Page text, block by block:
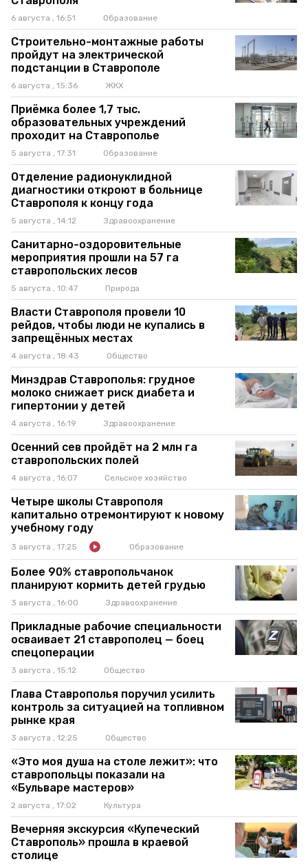
6 августа , 16:51 Образование
Строительно-монтажные работы
пройдут на электрической
подстанции в Ставрополе
6 августа , 15:36 ЖКХ
Приёмка более 1,7 тыс.
образовательных учреждений
проходит на Ставрополье
5 августа , 17:31 Образование
Отделение радионуклидной
диагностики откроют в больнице
Ставрополя к концу года
5 августа , 14:12 Здравоохранение
Санитарно-оздоровительные
мероприятия прошли на 57 га
ставропольских лесов
5 августа , 10:47 Природа
Власти Ставрополя провели 10
рейдов, чтобы люди не купались в
запрещённых местах
4 августа , 18:43 Общество
Минздрав Ставрополья: грудное
молоко снижает риск диабета и
гипертонии у детей
4 августа , 16:19 Здравоохранение
Осенний сев пройдёт на 2 млн га
ставропольских полей
4 августа , 16:07 Сельское хозяйство
Четыре школы Ставрополя
капитально отремонтируют к новому
учебному году
3 августа , 17:25 Образование
Более 90% ставропольчанок
планируют кормить детей грудью
3 августа , 16:00 Здравоохранение
Прикладные рабочие специальности
осваивает 21 ставрополец — боец
спецоперации
3 августа , 15:12 Общество
Глава Ставрополья поручил усилить
контроль за ситуацией на топливном
рынке края
3 августа , 12:25 Общество
«Это моя душа на столе лежит»: что
ставропольцы показали на
«Бульваре мастеров»
2 августа , 17:02 Культура
Вечерняя экскурсия «Купеческий
Ставрополь» прошла в краевой
столице